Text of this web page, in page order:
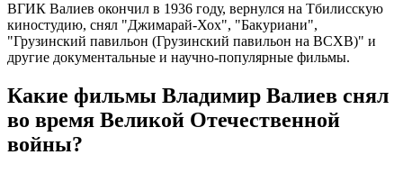
ВГИК Валиев окончил в 1936 году, вернулся на Тбилисскую
киностудию, снял "Джимарай-Хох", "Бакуриани",
"Грузинский павильон (Грузинский павильон на ВСХВ)" и
другие документальные и научно-популярные фильмы.
Какие фильмы Владимир Валиев снял
во время Великой Отечественной
войны?